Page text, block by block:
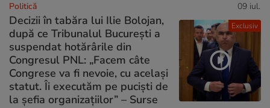
Exclusiv
Politică 09 iul.
Decizii în tabăra lui Ilie Bolojan,
după ce Tribunalul București a
suspendat hotărârile din
Congresul PNL: „Facem câte
Congrese va fi nevoie, cu același
statut. Îi executăm pe puciști de
la șefia organizațiilor” – Surse